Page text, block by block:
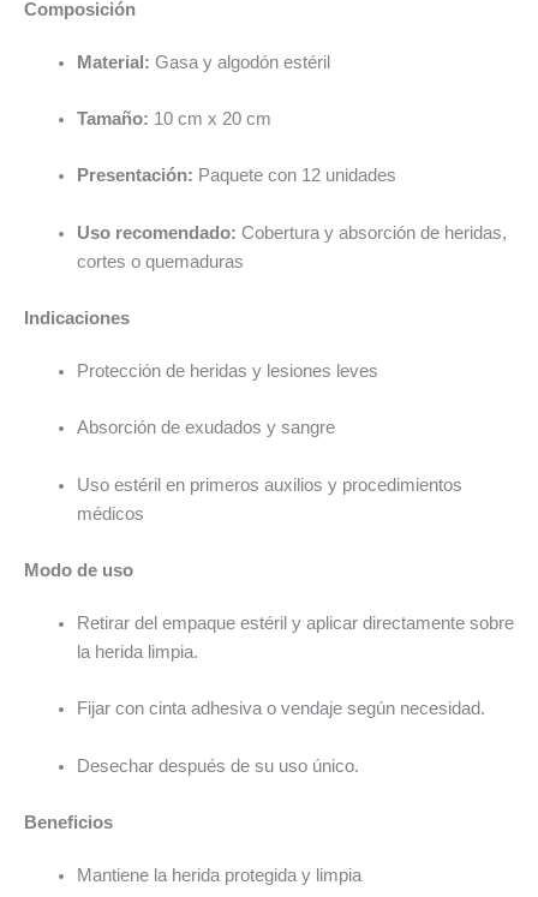
Composición
Material: Gasa y algodón estéril
Tamaño: 10 cm x 20 cm
Presentación: Paquete con 12 unidades
Uso recomendado: Cobertura y absorción de heridas,
cortes o quemaduras
Indicaciones
Protección de heridas y lesiones leves
Absorción de exudados y sangre
Uso estéril en primeros auxilios y procedimientos
médicos
Modo de uso
Retirar del empaque estéril y aplicar directamente sobre
la herida limpia.
Fijar con cinta adhesiva o vendaje según necesidad.
Desechar después de su uso único.
Beneficios
Mantiene la herida protegida y limpia